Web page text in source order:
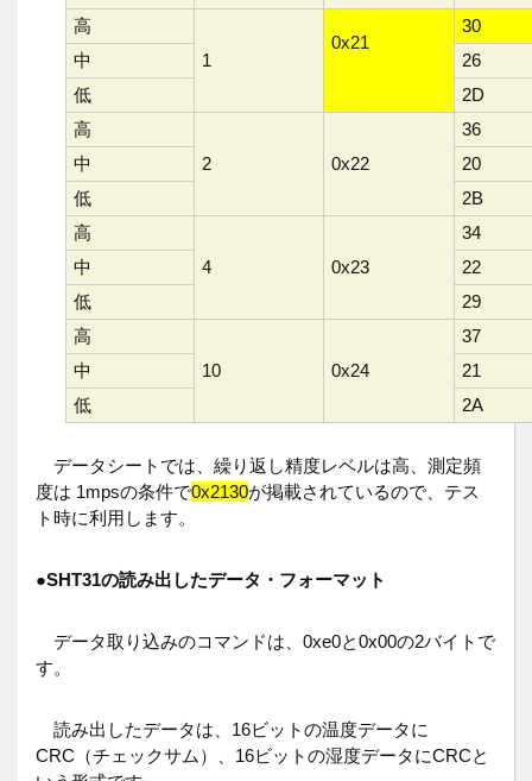
高
1
0x21
30
中
26
低
2D
高
2
0x22
36
中
20
低
2B
高
4
0x23
34
中
22
低
29
高
10
0x24
37
中
21
低
2A
データシートでは、繰り返し精度レベルは高、測定頻
度は 1mpsの条件で0x2130が掲載されているので、テス
ト時に利用します。
●SHT31の読み出したデータ・フォーマット
データ取り込みのコマンドは、0xe0と0x00の2バイトで
す。
読み出したデータは、16ビットの温度データに
CRC（チェックサム）、16ビットの湿度データにCRCと